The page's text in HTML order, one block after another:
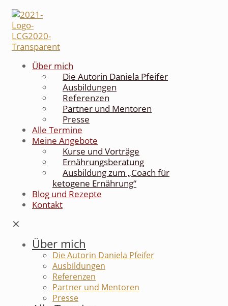
Über mich
Die Autorin Daniela Pfeifer
Ausbildungen
Referenzen
Partner und Mentoren
Presse
Alle Termine
Meine Angebote
Kurse und Vorträge
Ernährungsberatung
Ausbildung zum „Coach für
ketogene Ernährung“
Blog und Rezepte
Kontakt
✕
Über mich
Die Autorin Daniela Pfeifer
Ausbildungen
Referenzen
Partner und Mentoren
Presse